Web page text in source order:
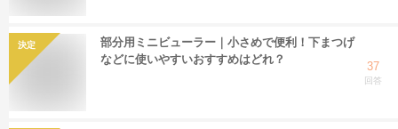
決定
部分用ミニビューラー｜小さめで便利！下まつげ
などに使いやすいおすすめはどれ？
37
回答